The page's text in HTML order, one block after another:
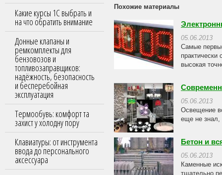
Какие курсы 1С выбрать и
на что обратить внимание
Донные клапаны и
ремкомплекты для
бензовозов и
топливозаправщиков:
надёжность, безопасность
и бесперебойная
эксплуатация
Термообувь: комфорт та
захист у холодну пору
Клавиатуры: от инструмента
ввода до персонального
аксессуара
Похожие материалы
05.06.2013
Самые
практически
высокая
05.06.2013
Освещение
еще не знал,
Бетон и
05.06.2013
Каменные
тщательно